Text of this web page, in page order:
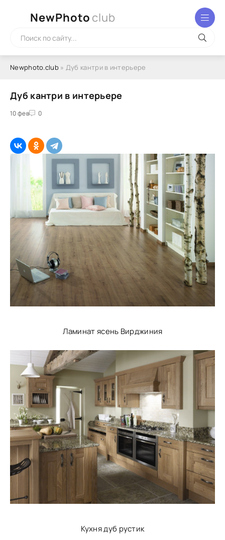
NewPhoto club
Newphoto.club» Дуб кантри в интерьере
Дуб кантри в интерьере
10 фев 0
Ламинат ясень Вирджиния
Кухня дуб рустик